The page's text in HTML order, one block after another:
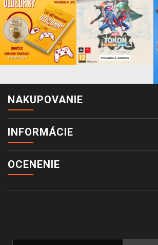
NAKUPOVANIE
INFORMÁCIE
OCENENIE